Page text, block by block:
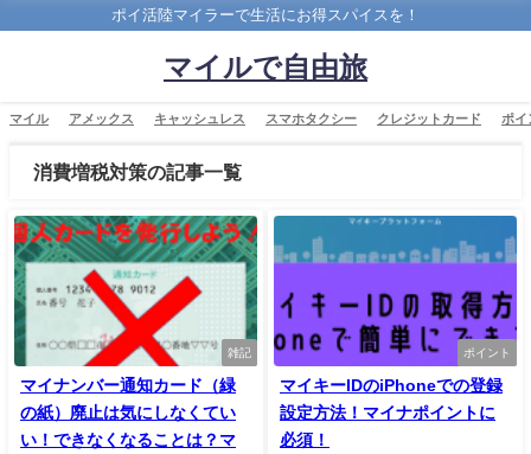
ポイ活陸マイラーで生活にお得スパイスを！
マイルで自由旅
マイル アメックス キャッシュレス スマホタクシー クレジットカード ポイ
消費増税対策の記事一覧
雑記
マイナンバー通知カード（緑
の紙）廃止は気にしなくてい
い！できなくなることは？マ
ポイント
マイキーIDのiPhoneでの登録
設定方法！マイナポイントに
必須！